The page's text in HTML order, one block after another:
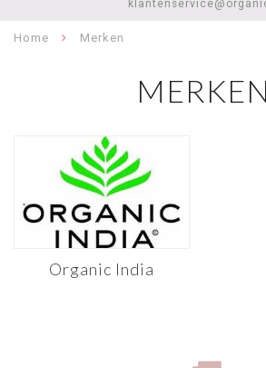
Home Merken
MERKEN
Organic India